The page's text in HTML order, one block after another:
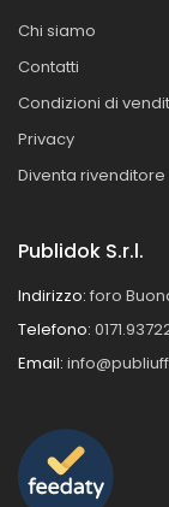
Chi siamo
Contatti
Condizioni di
Privacy
Diventa rivenditore
Publidok S.r.l.
Indirizzo: foro
Telefono:
Email: